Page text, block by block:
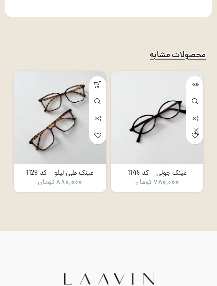
محصولات مشابه
عینک جولی – کد 1149
۷۸۰,۰۰۰ تومان
عینک طبی لیلو – کد 1129
۸۸۰,۰۰۰ تومان